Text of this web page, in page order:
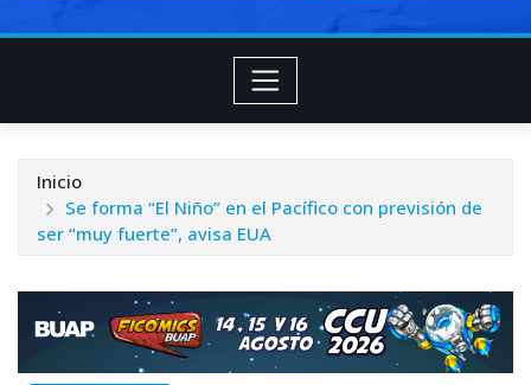
Inicio
Se forma “El Niño” en el Pacífico con previsión de
ser “muy fuerte”, avisa EUA